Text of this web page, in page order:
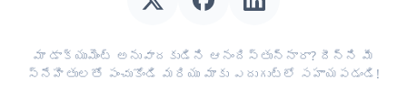
మా డాక్యుమెంట్ అనువాదకుడిని ఆనందిస్తున్నారా? దీన్ని మీ
స్నేహితులతో పంచుకోండి మరియు మాకు ఎదుగుట్లో సహాయపడండి!